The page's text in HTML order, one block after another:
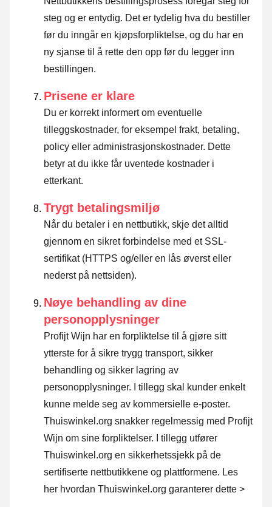
steg og er entydig. Det er tydelig hva du bestiller
før du inngår en kjøpsforpliktelse, og du har en
ny sjanse til å rette den opp før du legger inn
bestillingen.
Prisene er klare
Du er korrekt informert om eventuelle
tilleggskostnader, for eksempel frakt, betaling,
policy eller administrasjonskostnader. Dette
betyr at du ikke får uventede kostnader i
etterkant.
Trygt betalingsmiljø
Når du betaler i en nettbutikk, skje det alltid
gjennom en sikret forbindelse med et SSL-
sertifikat (HTTPS og/eller en lås øverst eller
nederst på nettsiden).
Nøye behandling av dine
personopplysninger
Profijt Wijn har en forpliktelse til å gjøre sitt
ytterste for å sikre trygg transport, sikker
behandling og sikker lagring av
personopplysninger. I tillegg skal kunder enkelt
kunne melde seg av kommersielle e-poster.
Thuiswinkel.org snakker regelmessig med Profijt
Wijn om sine forpliktelser. I tillegg utfører
Thuiswinkel.org en sikkerhetssjekk på de
sertifiserte nettbutikkene og plattformene. Les
her hvordan Thuiswinkel.org garanterer dette >